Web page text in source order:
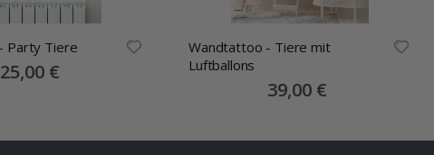
Wandtattoo - Party Tiere
Special
Price
25,00 €
Wandtattoo - Tiere mit
Luftballons
Special
Price
39,00 €